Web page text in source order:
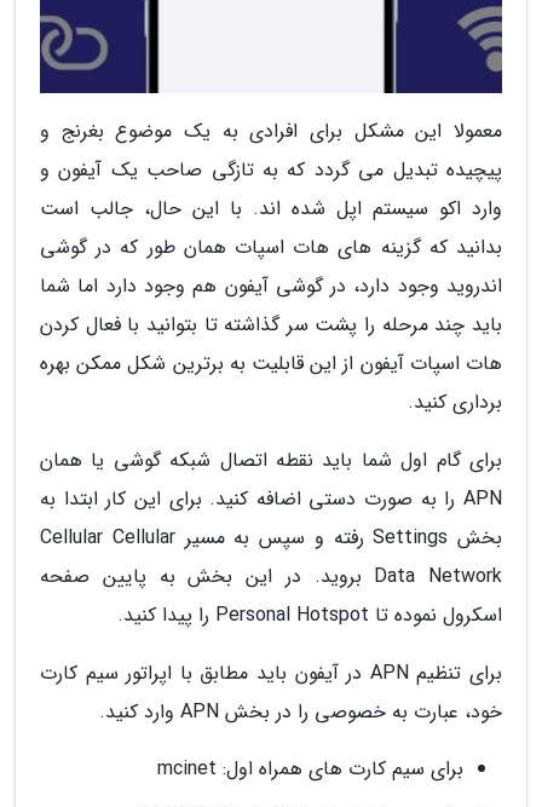
معمولا این مشکل برای افرادی به یک موضوع بغرنج و
پیچیده تبدیل می گردد که به تازگی صاحب یک آیفون و
وارد اکو سیستم اپل شده اند. با این حال، جالب است
بدانید که گزینه های هات اسپات همان طور که در گوشی
اندروید وجود دارد، در گوشی آیفون هم وجود دارد اما شما
باید چند مرحله را پشت سر گذاشته تا بتوانید با فعال کردن
هات اسپات آیفون از این قابلیت به برترین شکل ممکن بهره
برداری کنید.
برای گام اول شما باید نقطه اتصال شبکه گوشی یا همان
APN را به صورت دستی اضافه کنید. برای این کار ابتدا به
بخش Settings رفته و سپس به مسیر Cellular Cellular
Data Network بروید. در این بخش به پایین صفحه
اسکرول نموده تا Personal Hotspot را پیدا کنید.
برای تنظیم APN در آیفون باید مطابق با اپراتور سیم کارت
خود، عبارت به خصوصی را در بخش APN وارد کنید.
برای سیم کارت های همراه اول: mcinet